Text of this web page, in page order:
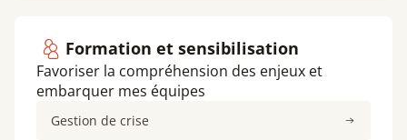
Formation et sensibilisation
Favoriser la compréhension des enjeux et
embarquer mes équipes
Gestion de crise